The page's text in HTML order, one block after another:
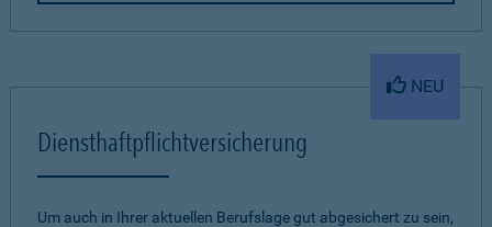
NEU
Diensthaftpflichtversicherung
Um auch in Ihrer aktuellen Berufslage gut abgesichert zu sein,